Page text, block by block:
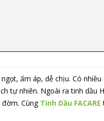
ấm áp, dễ chịu. Có
tự nhiên. Ngoài ra tinh dầu
Cùng Tinh Dầu FACARE